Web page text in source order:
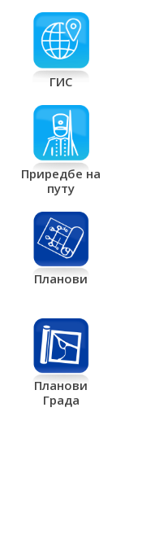
ГИС
Приредбе на
путу
Планови
Планови
Града